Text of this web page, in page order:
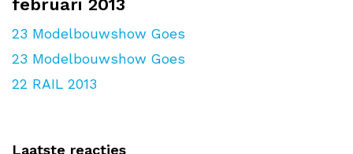
februari 2013
23 Modelbouwshow Goes
23 Modelbouwshow Goes
22 RAIL 2013
Laatste reacties